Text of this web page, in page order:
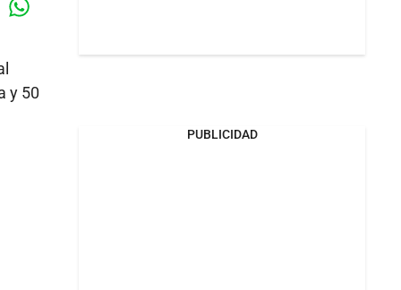
y 50
PUBLICIDAD